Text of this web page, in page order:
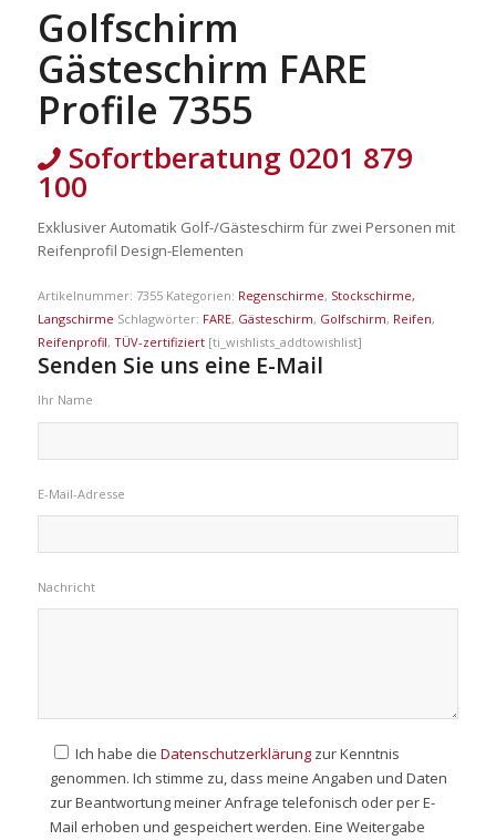
Golfschirm
Gästeschirm FARE
Profile 7355
Sofortberatung 0201 879
100
Exklusiver Automatik Golf-/Gästeschirm für zwei Personen mit
Reifenprofil Design-Elementen
Artikelnummer: 7355 Kategorien: Regenschirme, Stockschirme,
Langschirme Schlagwörter: FARE, Gästeschirm, Golfschirm, Reifen,
Reifenprofil, TÜV-zertifiziert[ti_wishlists_addtowishlist]
Senden Sie uns eine E-Mail
Ihr Name
E-Mail-Adresse
Nachricht
Ich habe die Datenschutzerklärungzur Kenntnis
genommen. Ich stimme zu, dass meine Angaben und Daten
zur Beantwortung meiner Anfrage telefonisch oder per E-
Mail erhoben und gespeichert werden. Eine Weitergabe